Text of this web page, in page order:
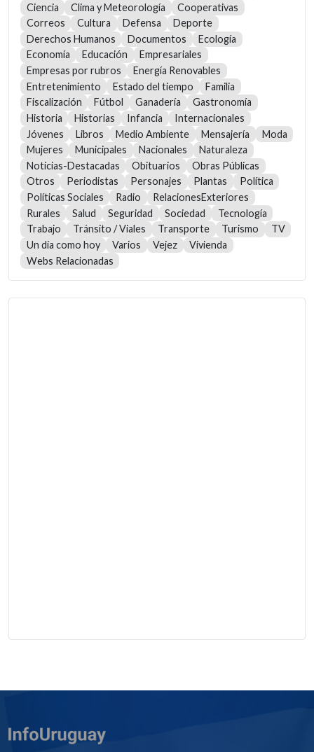
Ciencia
Clima y Meteorología
Cooperativas
Correos
Cultura Defensa
Deporte
Derechos Humanos
Documentos
Ecología
Economía
Educación
Empresariales
Empresas por rubros
Energía Renovables
Entretenimiento
Estado del tiempo
Familia
Fiscalización
Fútbol Ganadería
Gastronomía
Historia
Historias Infancia
Internacionales
Jóvenes
Libros Medio Ambiente Mensajería
Moda
Mujeres
Municipales Nacionales
Naturaleza
Noticias-Destacadas
Obituarios
Obras Públicas
Otros
Periodistas Personajes Plantas
Política
Políticas Sociales
Radio
RelacionesExteriores
Rurales
Salud Seguridad Sociedad
Tecnología
Trabajo
Tránsito / Viales Transporte Turismo
TV
Un día como hoy
Varios Vejez
Vivienda
Webs Relacionadas